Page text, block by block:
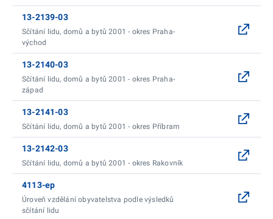
13-2139-03
Sčítání lidu, domů a bytů 2001 - okres Praha-
východ
13-2140-03
Sčítání lidu, domů a bytů 2001 - okres Praha-
západ
13-2141-03
Sčítání lidu, domů a bytů 2001 - okres Příbram
13-2142-03
Sčítání lidu, domů a bytů 2001 - okres Rakovník
4113-ep
Úroveň vzdělání obyvatelstva podle výsledků
sčítání lidu